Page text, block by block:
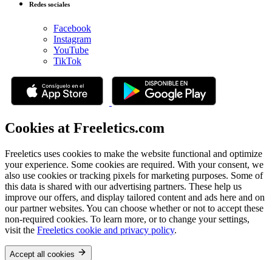
Redes sociales
Facebook
Instagram
YouTube
TikTok
Cookies at Freeletics.com
Freeletics uses cookies to make the website functional and optimize
your experience. Some cookies are required. With your consent, we
also use cookies or tracking pixels for marketing purposes. Some of
this data is shared with our advertising partners. These help us
improve our offers, and display tailored content and ads here and on
our partner websites. You can choose whether or not to accept these
non-required cookies. To learn more, or to change your settings,
visit the Freeletics cookie and privacy policy.
Accept all cookies